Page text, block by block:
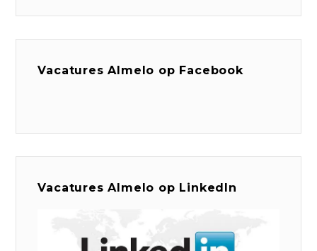
Vacatures Almelo op Facebook
Vacatures Almelo op LinkedIn